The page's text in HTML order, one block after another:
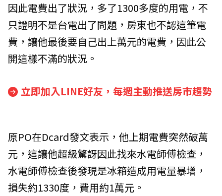
因此電費出了狀況，多了1300多度的用電，不
只證明不是台電出了問題，房東也不認這筆電
費，讓他最後要自己出上萬元的電費，因此公
開這樣不滿的狀況。
立即加入LINE好友，每週主動推送房市趨勢
原PO在Dcard發文表示，他上期電費突然破萬
元，這讓他超級驚訝因此找來水電師傅檢查，
水電師傅檢查後發現是冰箱造成用電量暴增，
損失約1330度，費用約1萬元。